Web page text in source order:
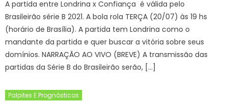
A partida entre Londrina x Confiança é válida pelo
Brasileirão série B 2021. A bola rola TERÇA (20/07) às 19 hs
(horário de Brasília). A partida tem Londrina como o
mandante da partida e quer buscar a vitória sobre seus
domínios. NARRAÇÃO AO VIVO (BREVE) A transmissão das
partidas da Série B do Brasileirão serão, […]
Palpites E Prognósticos